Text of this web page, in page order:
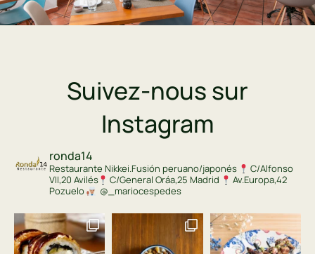
Suivez-nous sur
Instagram
ronda14
Restaurante Nikkei.Fusión peruano/japonés
C/Alfonso
VII,20 Avilés
C/General Oráa,25 Madrid
Av.Europa,42
Pozuelo
@_mariocespedes